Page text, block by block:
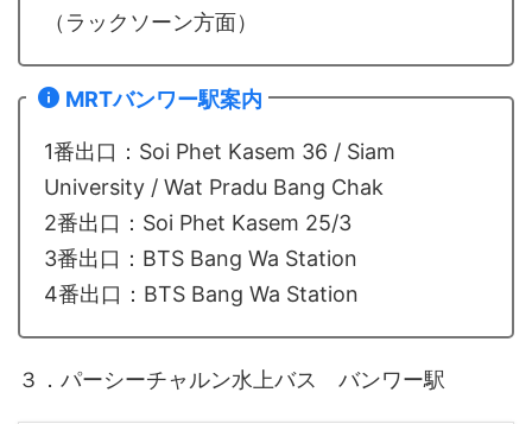
（ラックソーン方面）
MRTバンワー駅案内
1番出口：Soi Phet Kasem 36 / Siam
University / Wat Pradu Bang Chak
2番出口：Soi Phet Kasem 25/3
3番出口：BTS Bang Wa Station
4番出口：BTS Bang Wa Station
３．パーシーチャルン水上バス バンワー駅